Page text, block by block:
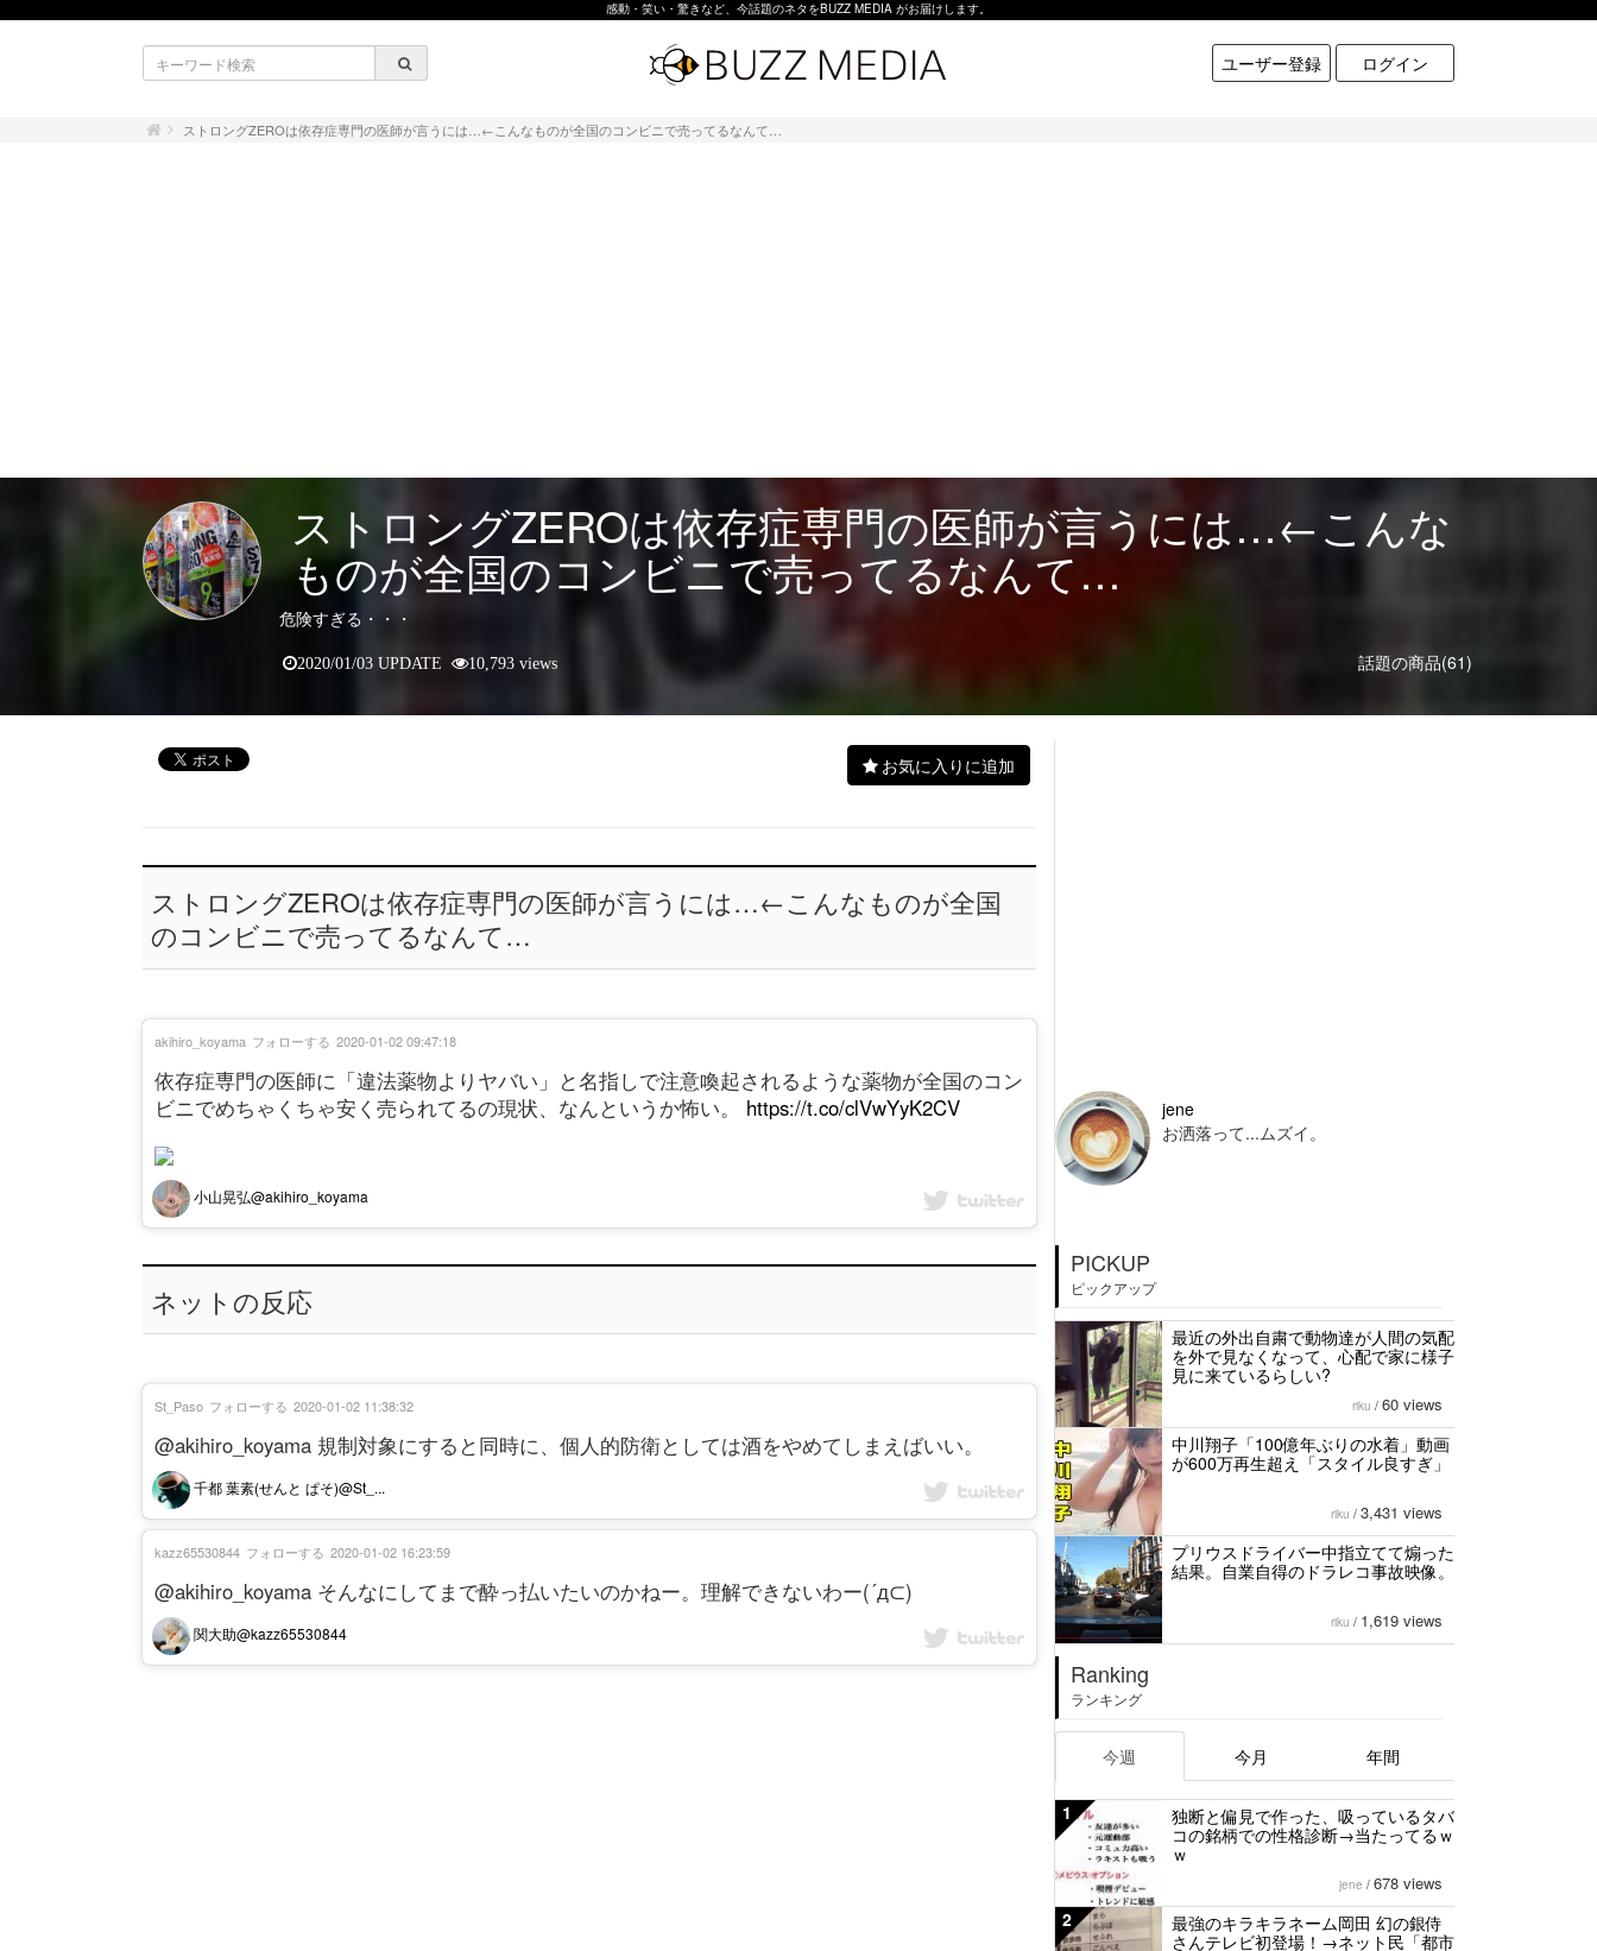
感動・笑い・驚きなど、今話題のネタをBUZZ MEDIA がお届けします。
ユーザー登録 ログイン
ストロングZEROは依存症専門の医師が言うには…←こんなものが全国のコンビニで売ってるなんて…
ストロングZEROは依存症専門の医師が言うには…←こんな
ものが全国のコンビニで売ってるなんて…
危険すぎる・・・
話題の商品(61)
2020/01/03 UPDATE 10,793 views
お気に入りに追加
ストロングZEROは依存症専門の医師が言うには…←こんなものが全国
のコンビニで売ってるなんて…
依存症専門の医師に「違法薬物よりヤバい」と名指しで注意喚起されるような薬物が全国のコン
ビニでめちゃくちゃ安く売られてるの現状、なんというか怖い。 https://t.co/clVwYyK2CV
小山晃弘@akihiro_koyama
akihiro_koyama フォローする 2020-01-02 09:47:18
ネットの反応
@akihiro_koyama 規制対象にすると同時に、個人的防衛としては酒をやめてしまえばいい。
千都 葉素(せんと ぱそ)@St_...
St_Paso フォローする 2020-01-02 11:38:32
@akihiro_koyama そんなにしてまで酔っ払いたいのかねー。理解できないわー(´д⊂)
関大助@kazz65530844
kazz65530844 フォローする 2020-01-02 16:23:59
jene
お洒落って...ムズイ。
PICKUP
ピックアップ
最近の外出自粛で動物達が人間の気配
を外で見なくなって、心配で家に様子
見に来ているらしい?
riku / 60 views
中川翔子「100億年ぶりの水着」動画
が600万再生超え「スタイル良すぎ」
riku / 3,431 views
プリウスドライバー中指立てて煽った
結果。自業自得のドラレコ事故映像。
riku / 1,619 views
Ranking
ランキング
今週 今月 年間
1
独断と偏見で作った、吸っているタバ
コの銘柄での性格診断→当たってるｗ
ｗ
jene / 678 views
2
最強のキラキラネーム岡田 幻の銀侍
さんテレビ初登場！→ネット民「都市